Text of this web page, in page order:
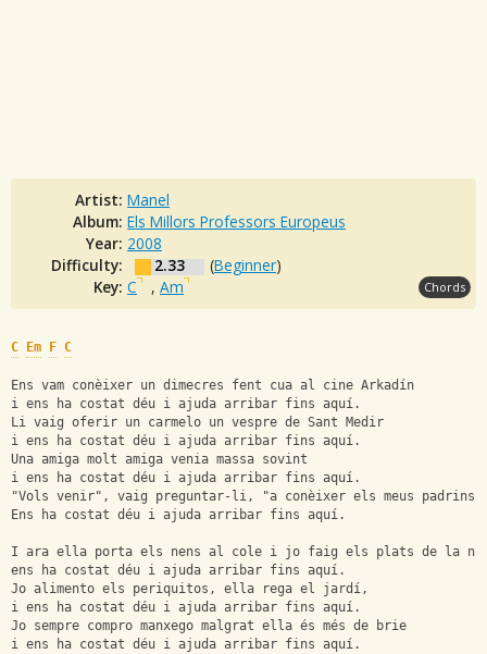
Artist: Manel
Album: Els Millors Professors Europeus
Year: 2008
Difficulty:
2.33 (Beginner)
Key: C , Am Chords
C Em F C
Ens vam conèixer un dimecres fent cua al cine Arkadín
i ens ha costat déu i ajuda arribar fins aquí.
Li vaig oferir un carmelo un vespre de Sant Medir
i ens ha costat déu i ajuda arribar fins aquí.
Una amiga molt amiga venia massa sovint
i ens ha costat déu i ajuda arribar fins aquí.
"Vols venir", vaig preguntar-li, "a conèixer els meus
Ens ha costat déu i ajuda arribar fins aquí.
I ara ella porta els nens al cole i jo faig els plats de la
ens ha costat déu i ajuda arribar fins aquí.
Jo alimento els periquitos, ella rega el jardí,
i ens ha costat déu i ajuda arribar fins aquí.
Jo sempre compro manxego malgrat ella és més de brie
i ens ha costat déu i ajuda arribar fins aquí.